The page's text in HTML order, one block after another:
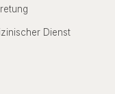
Dienst